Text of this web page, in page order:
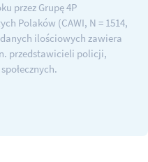
przez Grupę 4P
Polaków (CAWI, N = 1514,
ilościowych zawiera
przedstawicieli policji,